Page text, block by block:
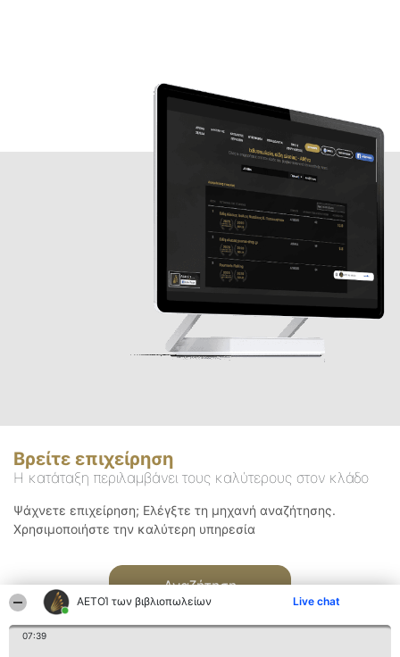
ΑΕΤΟΊ των βιβλιοπωλείων Live chat
07:39
Βρείτε επιχείρηση
Η κατάταξη περιλαμβάνει τους καλύτερους στον κλάδο
Ψάχνετε επιχείρηση; Ελέγξτε τη μηχανή αναζήτησης.
Χρησιμοποιήστε την καλύτερη υπηρεσία
Αναζήτηση